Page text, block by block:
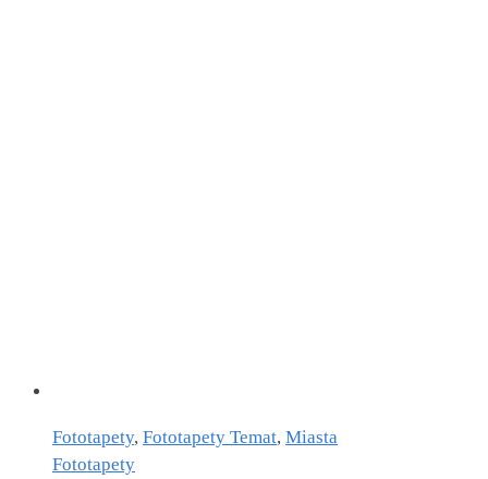
Fototapety, Fototapety Temat, Miasta
Fototapety